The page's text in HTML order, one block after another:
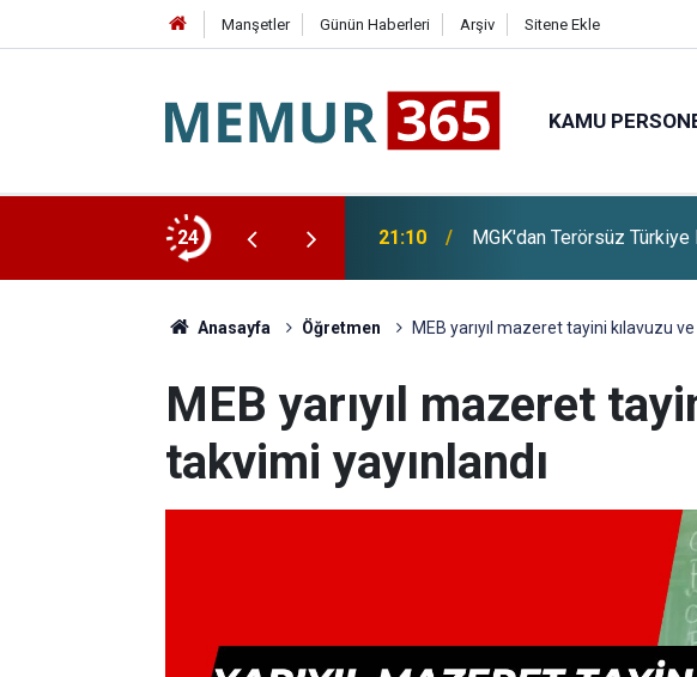
Manşetler Günün Haberleri Arşiv Sitene Ekle
KAMU
24
Kayıt Görevlisi Alımı Başladı 21:10 MGK'dan Terörsüz Türkiye
Anasayfa Öğretmen MEB yarıyıl mazeret tayini kılavuzu
MEB yarıyıl mazeret
takvimi yayınlandı